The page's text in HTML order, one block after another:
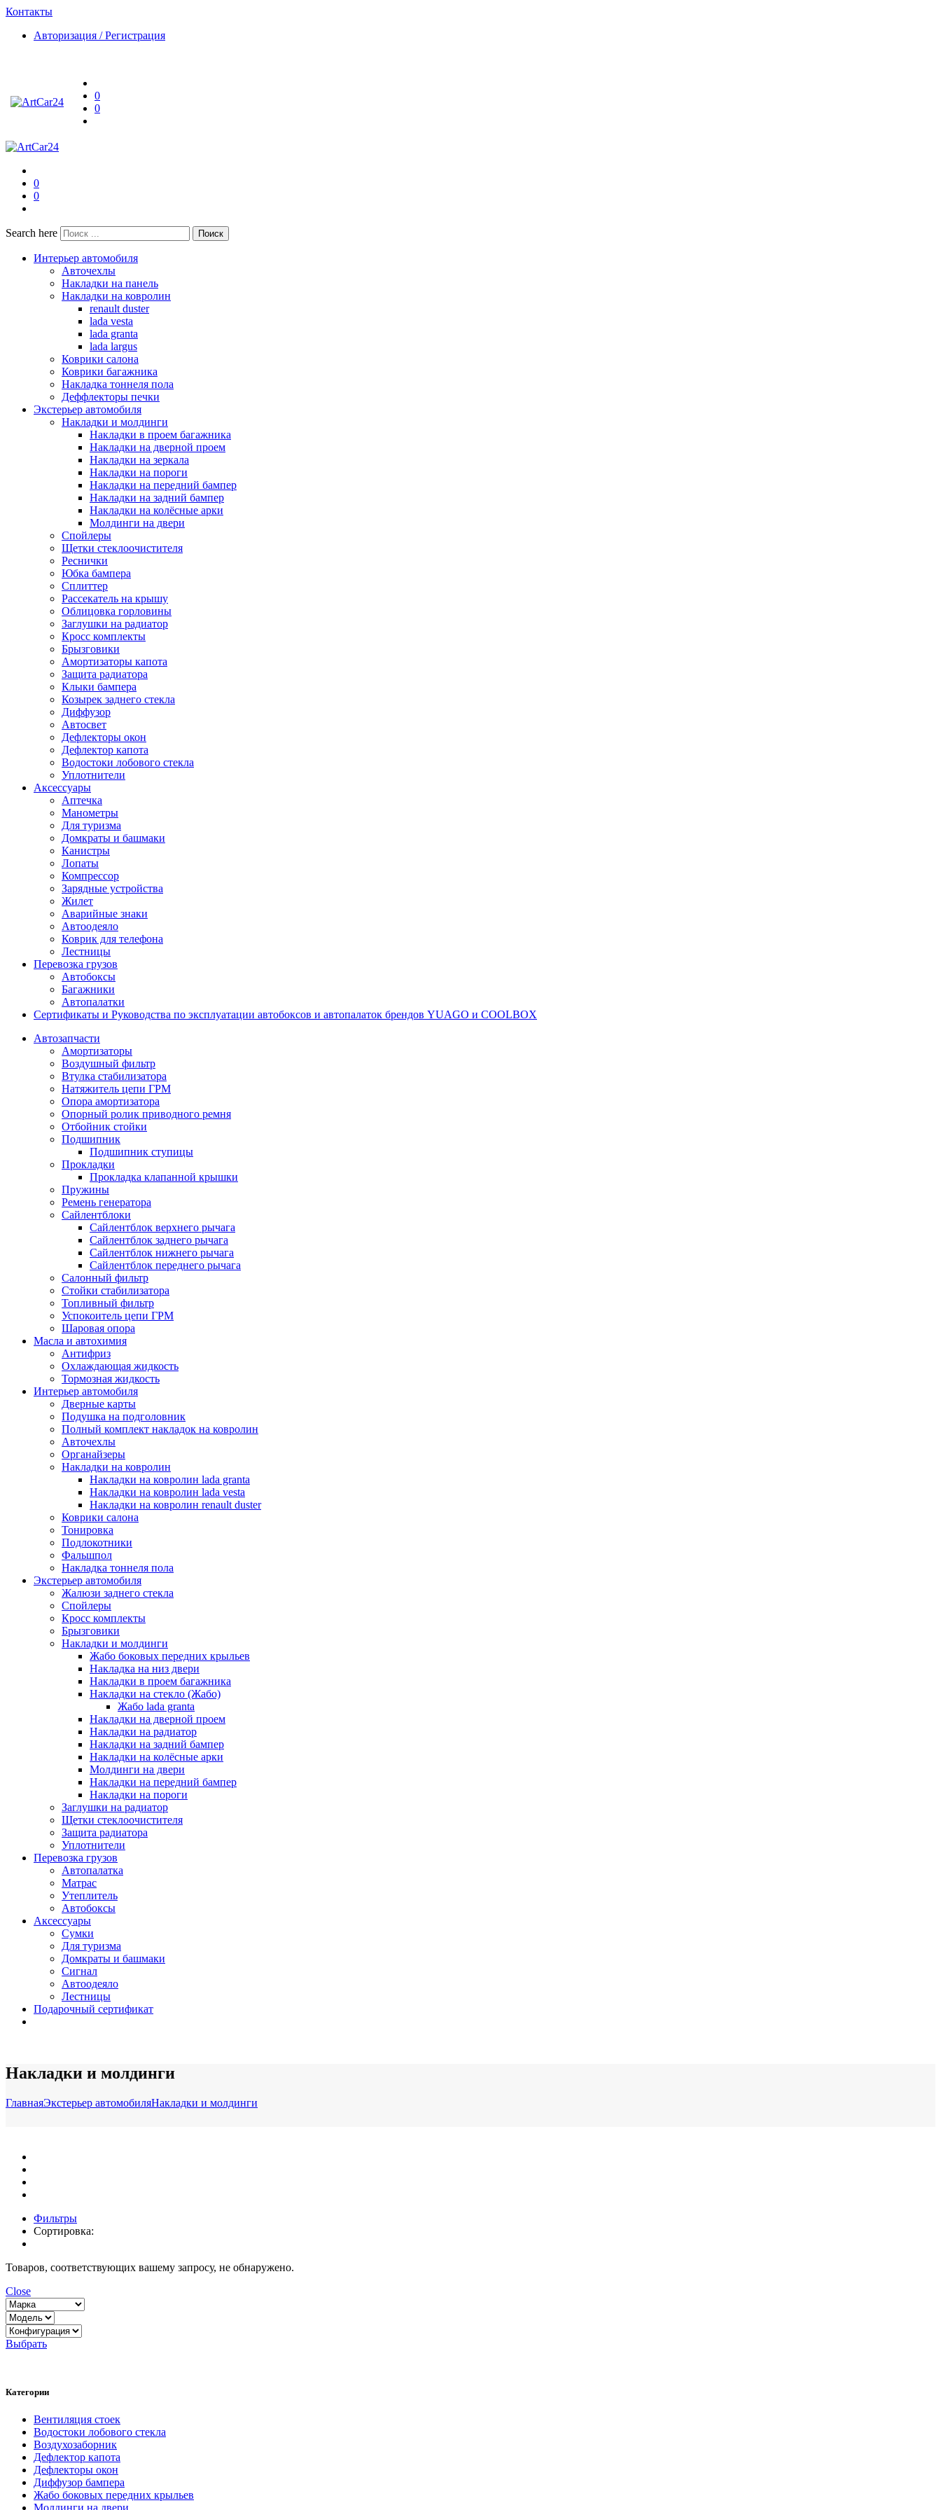
Контакты
Авторизация / Регистрация
0
0
0
0
Search here Поиск
Интерьер автомобиля
Авточехлы
Накладки на панель
Накладки на ковролин
renault duster
lada vesta
lada granta
lada largus
Коврики салона
Коврики багажника
Накладка тоннеля пола
Деффлекторы печки
Экстерьер автомобиля
Накладки и молдинги
Накладки в проем багажника
Накладки на дверной проем
Накладки на зеркала
Накладки на пороги
Накладки на передний бампер
Накладки на задний бампер
Накладки на колёсные арки
Молдинги на двери
Спойлеры
Щетки стеклоочистителя
Реснички
Юбка бампера
Сплиттер
Рассекатель на крышу
Облицовка горловины
Заглушки на радиатор
Кросс комплекты
Брызговики
Амортизаторы капота
Защита радиатора
Клыки бампера
Козырек заднего стекла
Диффузор
Автосвет
Дефлекторы окон
Дефлектор капота
Водостоки лобового стекла
Уплотнители
Аксессуары
Аптечка
Манометры
Для туризма
Домкраты и башмаки
Канистры
Лопаты
Компрессор
Зарядные устройства
Жилет
Аварийные знаки
Автоодеяло
Коврик для телефона
Лестницы
Перевозка грузов
Автобоксы
Багажники
Автопалатки
Сертификаты и Руководства по эксплуатации автобоксов и автопалаток брендов YUAGO и COOLBOX
Автозапчасти
Амортизаторы
Воздушный фильтр
Втулка стабилизатора
Натяжитель цепи ГРМ
Опора амортизатора
Опорный ролик приводного ремня
Отбойник стойки
Подшипник
Подшипник ступицы
Прокладки
Прокладка клапанной крышки
Пружины
Ремень генератора
Сайлентблоки
Сайлентблок верхнего рычага
Сайлентблок заднего рычага
Сайлентблок нижнего рычага
Сайлентблок переднего рычага
Салонный фильтр
Стойки стабилизатора
Топливный фильтр
Успокоитель цепи ГРМ
Шаровая опора
Масла и автохимия
Антифриз
Охлаждающая жидкость
Тормозная жидкость
Интерьер автомобиля
Дверные карты
Подушка на подголовник
Полный комплект накладок на ковролин
Авточехлы
Органайзеры
Накладки на ковролин
Накладки на ковролин lada granta
Накладки на ковролин lada vesta
Накладки на ковролин renault duster
Коврики салона
Тонировка
Подлокотники
Фальшпол
Накладка тоннеля пола
Экстерьер автомобиля
Жалюзи заднего стекла
Спойлеры
Кросс комплекты
Брызговики
Накладки и молдинги
Жабо боковых передних крыльев
Накладка на низ двери
Накладки в проем багажника
Накладки на стекло (Жабо)
Жабо lada granta
Накладки на дверной проем
Накладки на радиатор
Накладки на задний бампер
Накладки на колёсные арки
Молдинги на двери
Накладки на передний бампер
Накладки на пороги
Заглушки на радиатор
Щетки стеклоочистителя
Защита радиатора
Уплотнители
Перевозка грузов
Автопалатка
Матрас
Утеплитель
Автобоксы
Аксессуары
Сумки
Для туризма
Домкраты и башмаки
Сигнал
Автоодеяло
Лестницы
Подарочный сертификат
Накладки и молдинги
ГлавнаяЭкстерьер автомобиляНакладки и молдинги
Фильтры
Сортировка:
Товаров, соответствующих вашему запросу, не обнаружено.
Close
Выбрать
Категории
Вентиляция стоек
Водостоки лобового стекла
Воздухозаборник
Дефлектор капота
Дефлекторы окон
Диффузор бампера
Жабо боковых передних крыльев